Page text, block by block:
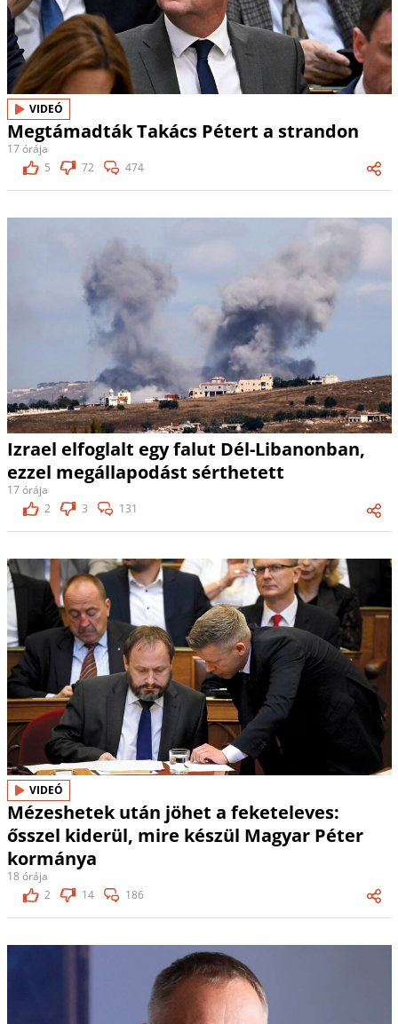
VIDEÓ
Megtámadták Takács Pétert a strandon
17 órája
5
72 474
Izrael elfoglalt egy falut Dél-Libanonban,
ezzel megállapodást sérthetett
17 órája
2
3 131
VIDEÓ
Mézeshetek után jöhet a feketeleves:
ősszel kiderül, mire készül Magyar Péter
kormánya
18 órája
2
14 186